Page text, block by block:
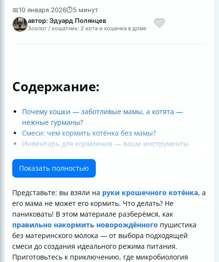
📅10 января 2026⏱5 минут
автор: Эдуард Полянцев
Зоолог / кошатник: 2 кота и кошечка в доме
Содержание:
Почему кошки — заботливые мамы, а котята —
нежные гурманы?
Смеси: чем кормить котёнка без мамы?
Инвентарь для кормления — ваши инструменты
Температура и режим кормления
Как кормить — лайфхаки для начинающих мам и пап
Советы по уходу и содержанию
Когда и как вводить прикорм?
Таблица вариантов кормления без мамы
FAQ
Чек-лист заботливого хозяина
Заключение
Показать полностью
Представьте: вы взяли на руки крошечного котёнка, а
его мама не может его кормить. Что делать? Не
паниковать! В этом материале разберёмся, как
правильно накормить новорождённого пушистика
без материнского молока — от выбора подходящей
смеси до создания идеального режима питания.
Приготовьтесь к приключению, где микробиология